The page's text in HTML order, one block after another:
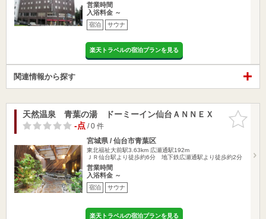
営業時間
入浴料金 ～
宿泊 サウナ
楽天トラベルの宿泊プランを見る
関連情報から探す
お気に入
りに追加
天然温泉 青葉の湯 ドーミーイン仙台ＡＮＮＥＸ
-点/ 0 件
宮城県 / 仙台市青葉区
東北福祉大前駅3.63km 広瀬通駅192m
ＪＲ仙台駅より徒歩約6分 地下鉄広瀬通駅より徒歩約2分
営業時間
入浴料金 ～
宿泊 サウナ
楽天トラベルの宿泊プランを見る